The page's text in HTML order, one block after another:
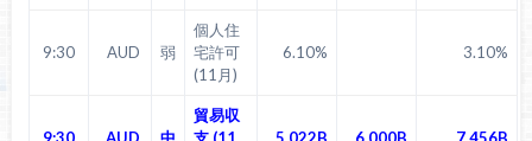
9:30 AUD 弱
個人住
宅許可
(11月)
6.10% 3.10%
貿易収